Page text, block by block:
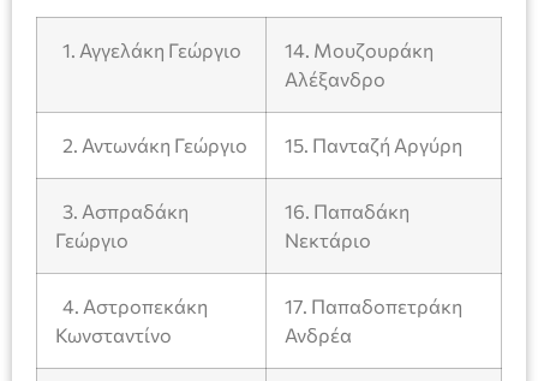
1. Αγγελάκη Γεώργιο
14. Μουζουράκη
Αλέξανδρο
2. Αντωνάκη Γεώργιο 15. Πανταζή Αργύρη
3. Ασπραδάκη
Γεώργιο
16. Παπαδάκη
Νεκτάριο
4. Αστροπεκάκη
Κωνσταντίνο
17. Παπαδοπετράκη
Ανδρέα